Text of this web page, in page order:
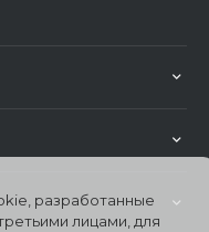
разработанные
лицами, для